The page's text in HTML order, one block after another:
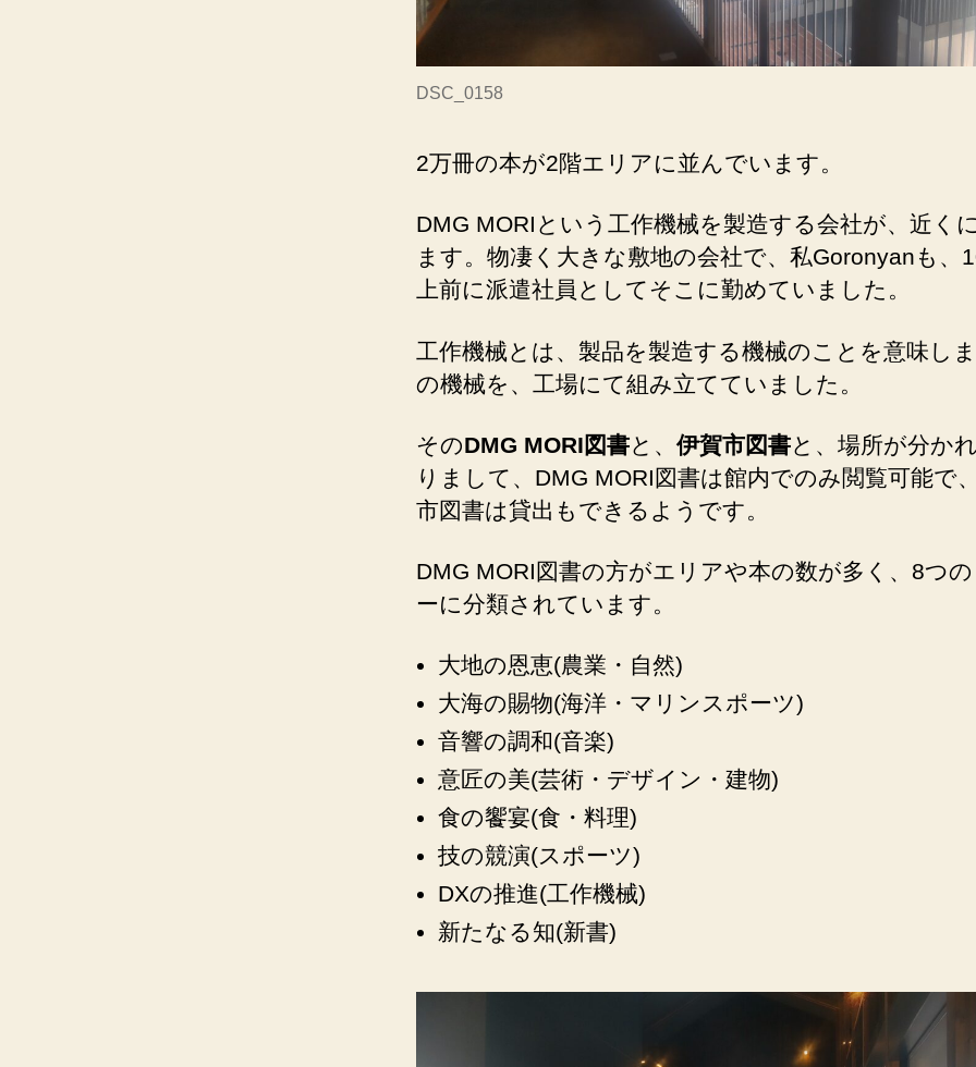
DSC_0158
2万冊の本が2階エリアに並んでいます。
DMG MORIという工作機械を製造する会社が、近く
ます。物凄く大きな敷地の会社で、私Goronyanも、
上前に派遣社員としてそこに勤めていました。
工作機械とは、製品を製造する機械のことを意味し
の機械を、工場にて組み立てていました。
そのDMG MORI図書と、 伊賀市図書と、場所が分か
りまして、DMG MORI図書は館内でのみ閲覧可能で
市図書は貸出もできるようです。
DMG MORI図書の方がエリアや本の数が多く、8つ
ーに分類されています。
大地の恩恵(農業・自然)
大海の賜物(海洋・マリンスポーツ)
音響の調和(音楽)
意匠の美(芸術・デザイン・建物)
食の饗宴(食・料理)
技の競演(スポーツ)
DXの推進(工作機械)
新たなる知(新書)